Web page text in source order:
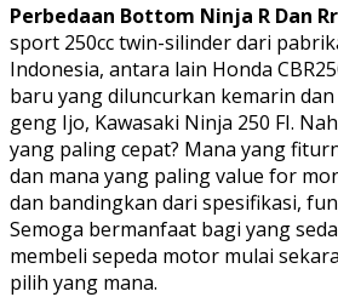
Perbedaan Bottom Ninja R Dan Rr
sport 250cc twin-silinder dari
Indonesia, antara lain Honda
baru yang diluncurkan kemarin
geng Ijo, Kawasaki Ninja 250 FI.
yang paling cepat? Mana yang
dan mana yang paling value for
dan bandingkan dari spesifikasi,
Semoga bermanfaat bagi yang
membeli sepeda motor mulai
pilih yang mana.